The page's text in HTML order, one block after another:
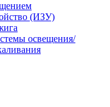
(ИЗУ)
освещения/